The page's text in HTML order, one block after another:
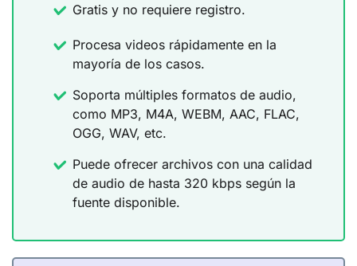
Gratis y no requiere registro.
Procesa videos rápidamente en la
mayoría de los casos.
Soporta múltiples formatos de audio,
como MP3, M4A, WEBM, AAC, FLAC,
OGG, WAV, etc.
Puede ofrecer archivos con una calidad
de audio de hasta 320 kbps según la
fuente disponible.